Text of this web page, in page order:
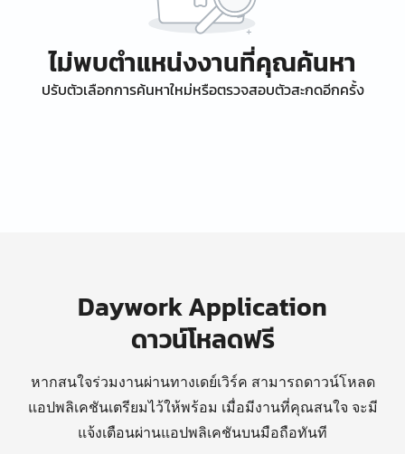
ไม่พบตำแหน่งงานที่คุณค้นหา
ปรับตัวเลือกการค้นหาใหม่หรือตรวจสอบตัวสะกดอีกครั้ง
Daywork Application
ดาวน์โหลดฟรี
หากสนใจร่วมงานผ่านทางเดย์เวิร์ค สามารถดาวน์โหลด
แอปพลิเคชันเตรียมไว้ให้พร้อม เมื่อมีงานที่คุณสนใจ จะมี
แจ้งเตือนผ่านแอปพลิเคชันบนมือถือทันที